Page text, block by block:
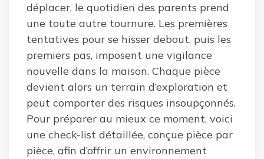
déplacer, le quotidien des parents prend
une toute autre tournure. Les premières
tentatives pour se hisser debout, puis les
premiers pas, imposent une vigilance
nouvelle dans la maison. Chaque pièce
devient alors un terrain d’exploration et
peut comporter des risques insoupçonnés.
Pour préparer au mieux ce moment, voici
une check-list détaillée, conçue pièce par
pièce, afin d’offrir un environnement